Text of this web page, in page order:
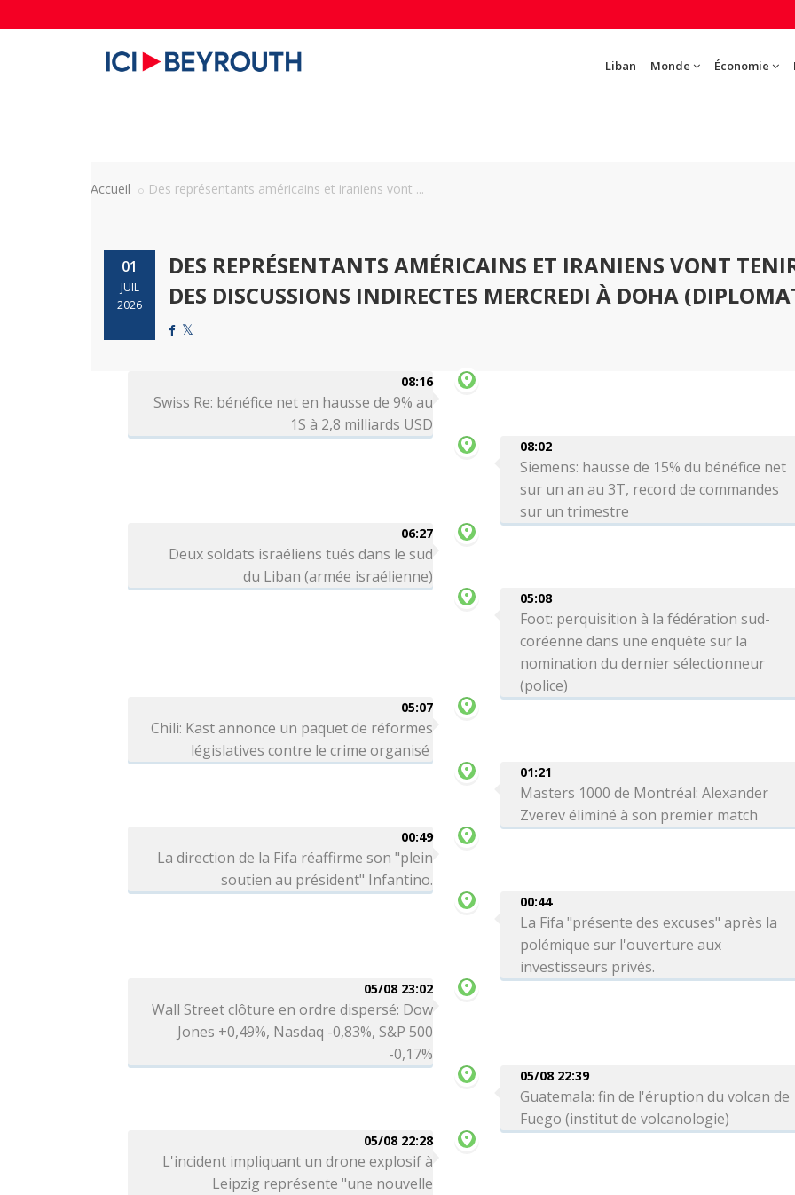
Liban Monde Économie
Accueil Des représentants américains et iraniens vont ...
01
JUIL
2026
DES REPRÉSENTANTS AMÉRICAINS ET IRANIENS VONT
DES DISCUSSIONS INDIRECTES MERCREDI À DOHA
08:16
Swiss Re: bénéfice net en hausse de 9% au
1S à 2,8 milliards USD
08:02
Siemens: hausse de 15% du bénéfice net
sur un an au 3T, record de commandes
sur un trimestre
06:27
Deux soldats israéliens tués dans le sud
du Liban (armée israélienne)
05:08
Foot: perquisition à la fédération sud-
coréenne dans une enquête sur la
nomination du dernier sélectionneur
(police)
05:07
Chili: Kast annonce un paquet de réformes
législatives contre le crime organisé
01:21
Masters 1000 de Montréal: Alexander
Zverev éliminé à son premier match
00:49
La direction de la Fifa réaffirme son "plein
soutien au président" Infantino.
00:44
La Fifa "présente des excuses" après la
polémique sur l'ouverture aux
investisseurs privés.
05/08 23:02
Wall Street clôture en ordre dispersé: Dow
Jones +0,49%, Nasdaq -0,83%, S&P 500
-0,17%
05/08 22:39
Guatemala: fin de l'éruption du volcan de
Fuego (institut de volcanologie)
05/08 22:28
L'incident impliquant un drone explosif à
Leipzig représente "une nouvelle